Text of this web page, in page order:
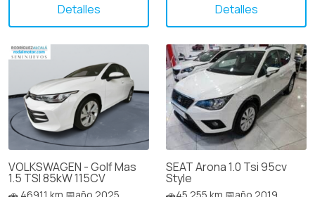
Detalles Detalles
VOLKSWAGEN - Golf Mas
1.5 TSI 85kW 115CV
SEAT Arona 1.0 Tsi 95cv
Style